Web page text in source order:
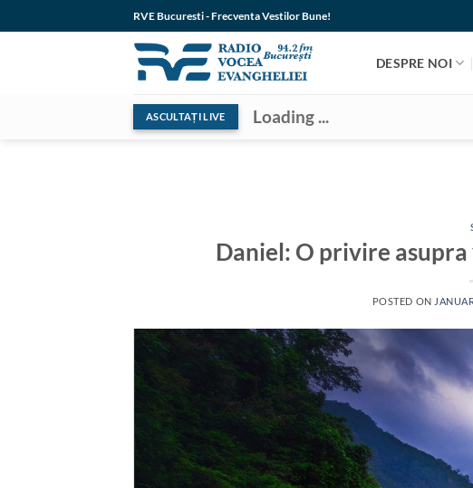
to
RVE Bucuresti - Frecventa Vestilor Bune!
DESPRE NOI
ASCULTAȚI LIVE Loading ...
Daniel: O privire
POSTED ON